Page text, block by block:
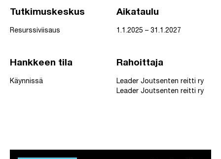
Tutkimuskeskus
Resurssiviisaus
Aikataulu
1.1.2025 – 31.1.2027
Hankkeen tila
Käynnissä
Rahoittaja
Leader Joutsenten reitti ry
Leader Joutsenten reitti ry